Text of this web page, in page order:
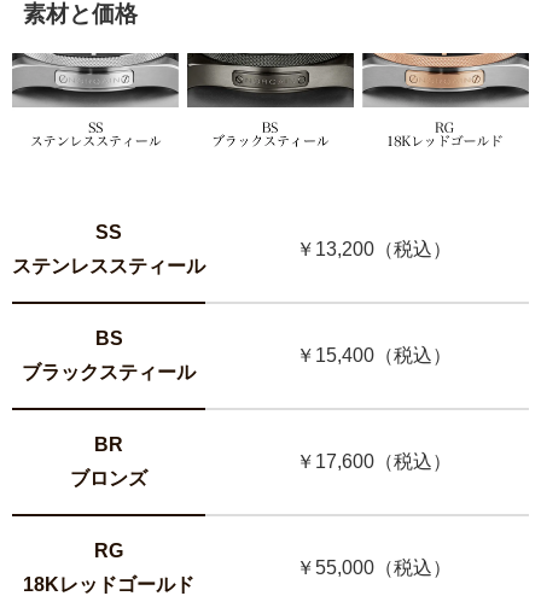
素材と価格
SS
ステンレススティール
￥13,200（税込）
BS
ブラックスティール
￥15,400（税込）
BR
ブロンズ
￥17,600（税込）
RG
18Kレッドゴールド
￥55,000（税込）